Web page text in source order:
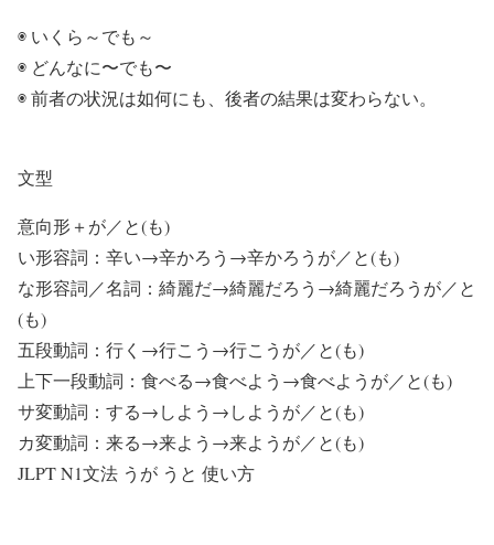
◉ いくら～でも～
◉ どんなに〜でも〜
◉ 前者の状況は如何にも、後者の結果は変わらない。
文型
意向形＋が／と(も)
い形容詞：辛い→辛かろう→辛かろうが／と(も)
な形容詞／名詞：綺麗だ→綺麗だろう→綺麗だろうが／と
(も)
五段動詞：行く→行こう→行こうが／と(も)
上下一段動詞：食べる→食べよう→食べようが／と(も)
サ変動詞：する→しよう→しようが／と(も)
カ変動詞：来る→来よう→来ようが／と(も)
JLPT N1文法 うが うと 使い方